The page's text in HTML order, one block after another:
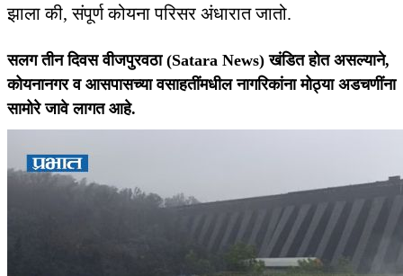
झाला की, संपूर्ण कोयना परिसर अंधारात जातो.
सलग तीन दिवस वीजपुरवठा (Satara News)खंडित होत असल्याने,
कोयनानगर व आसपासच्या वसाहतींमधील नागरिकांना मोठ्या अडचणींना
सामोरे जावे लागत आहे.